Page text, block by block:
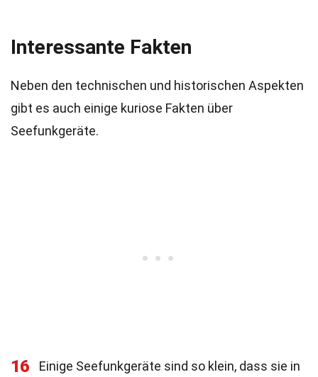
Interessante Fakten
Neben den technischen und historischen Aspekten
gibt es auch einige kuriose Fakten über
Seefunkgeräte.
16
Einige Seefunkgeräte sind so klein, dass sie in